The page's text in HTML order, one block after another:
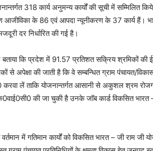
318 कार्य अनुमन्य कार्यों की सूची में सम्मिलित
के 86 एवं आपदा न्यूनीकरण के 37 कार्य हैं।
दर निर्धारित की गई है।
बताया कि प्रदेश में 91.57 प्रतिशत सक्रिय श्रमिकों
से अपेक्षा की जाती है कि वे सम्बन्धित ग्राम पंचायत/
लें ताकि योजनान्तर्गत आसानी से अकुशल श्रम
की जा चुकी है उनके जॉब कार्ड विकसित भारत
वर्तमान में गतिमान कार्यों को विकसित भारत – जी राम जी